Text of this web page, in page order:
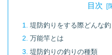
目次
堤防釣りをする際どんな
万能竿とは
堤防釣りの釣りの種類